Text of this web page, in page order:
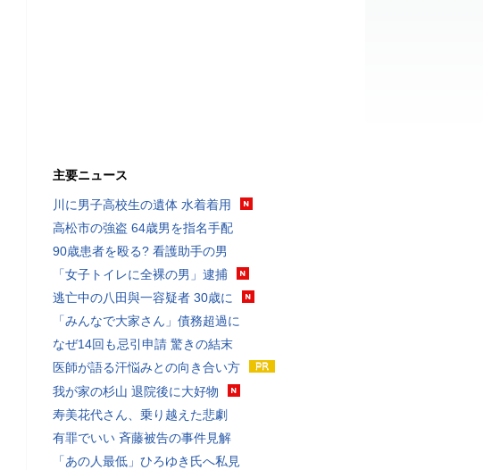
主要ニュース
川に男子高校生の遺体 水着着用
高松市の強盗 64歳男を指名手配
90歳患者を殴る? 看護助手の男
「女子トイレに全裸の男」逮捕
逃亡中の八田與一容疑者 30歳に
「みんなで大家さん」債務超過に
なぜ14回も忌引申請 驚きの結末
医師が語る汗悩みとの向き合い方
我が家の杉山 退院後に大好物
寿美花代さん、乗り越えた悲劇
有罪でいい 斉藤被告の事件見解
「あの人最低」ひろゆき氏へ私見